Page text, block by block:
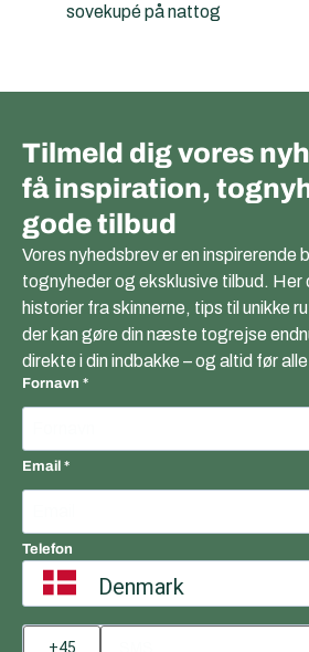
sovekupé på nattog
Tilmeld dig vores
få inspiration,
gode tilbud
Vores nyhedsbrev er en inspirerende
tognyheder og eksklusive tilbud.
historier fra skinnerne, tips til unikke
der kan gøre din næste togrejse
direkte i din indbakke – og altid før
Fornavn
Email
Telefon
Denmark